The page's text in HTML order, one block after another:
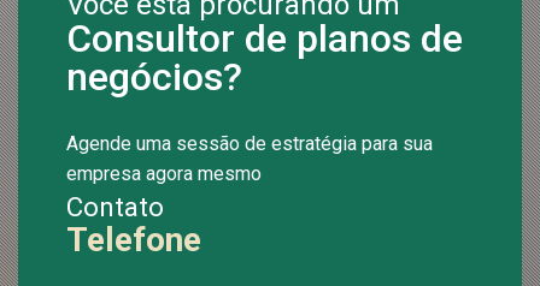
Consultor de planos de
negócios?
Agende uma sessão de estratégia para sua
empresa agora mesmo
Contato
Telefone